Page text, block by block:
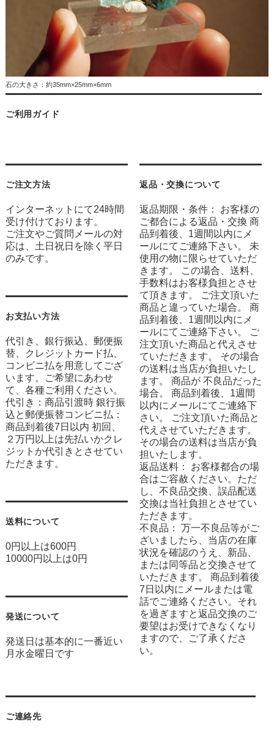
石の大きさ：約35mm×25mm×6mm
ご利用ガイド
ご注文方法
インターネットにて24時間
受け付けております。
ご注文やご質問メールの対
応は、土日祝日を除く平日
のみです。
お支払い方法
代引き、銀行振込、郵便振
替、クレジットカード払、
コンビニ払を用意してござ
います。ご希望にあわせ
て、各種ご利用ください。
代引き：商品引渡時 銀行振
込と郵便振替コンビニ払：
商品到着後7日以内 初回、
２万円以上は先払いかクレ
ジットか代引きとさせてい
ただきます。
送料について
0円以上は600円
10000円以上は0円
発送について
発送日は基本的に一番近い
月水金曜日です
返品・交換について
返品期限・条件： お客様の
ご都合による返品・交換 商
品到着後、1週間以内にメ
ールにてご連絡下さい。 未
使用の物に限らせていただ
きます。 この場合、送料、
手数料はお客様負担とさせ
て頂きます。 ご注文頂いた
商品と違っていた場合。 商
品到着後、1週間以内にメ
ールにてご連絡下さい。 ご
注文頂いた商品と代えさせ
ていただきます。 その場合
の送料は当店が負担いたし
ます。 商品が 不良品だった
場合。 商品到着後、1週間
以内にメールにてご連絡下
さい。 ご注文頂いた商品と
代えさせていただきます。
その場合の送料は当店が負
担いたします。
返品送料： お客様都合の場
合はご容赦ください。ただ
し、不良品交換、誤品配送
交換は当社負担とさせてい
ただきます。
不良品： 万一不良品等がご
ざいましたら、当店の在庫
状況を確認のうえ、新品、
または同等品と交換させて
いただきます。 商品到着後
7日以内にメールまたは電
話でご連絡ください。それ
を過ぎますと返品交換のご
要望はお受けできなくなり
ますので、ご了承くださ
い。
ご連絡先